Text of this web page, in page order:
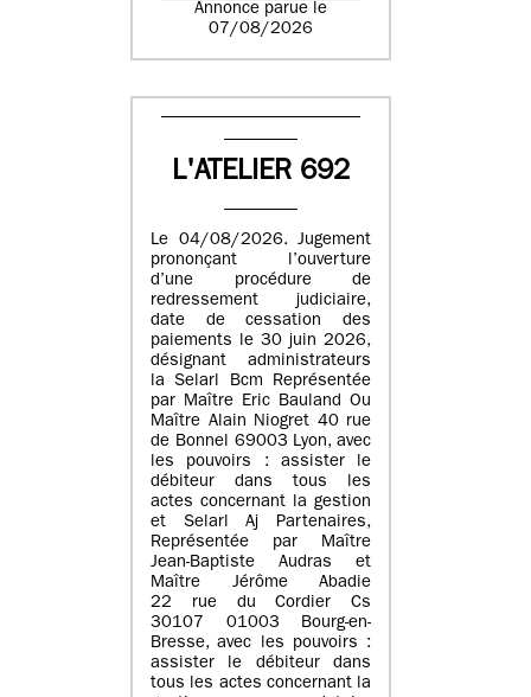
Annonce parue le
07/08/2026
L'ATELIER 692
Le 04/08/2026. Jugement
prononçant l’ouverture
d’une procédure de
redressement judiciaire,
date de cessation des
paiements le 30 juin 2026,
désignant administrateurs
la Selarl Bcm Représentée
par Maître Eric Bauland Ou
Maître Alain Niogret 40 rue
de Bonnel 69003 Lyon, avec
les pouvoirs : assister le
débiteur dans tous les
actes concernant la gestion
et Selarl Aj Partenaires,
Représentée par Maître
Jean-Baptiste Audras et
Maître Jérôme Abadie
22 rue du Cordier Cs
30107 01003 Bourg-en-
Bresse, avec les pouvoirs :
assister le débiteur dans
tous les actes concernant la